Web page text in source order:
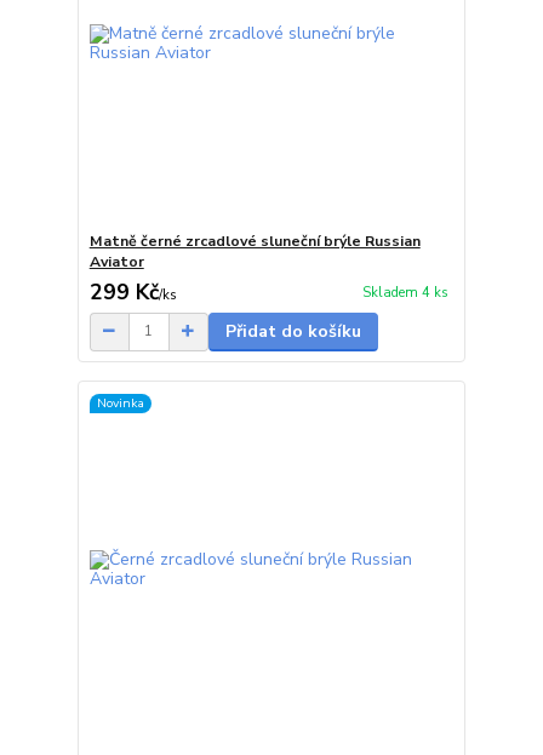
Matně černé zrcadlové sluneční brýle Russian
Aviator
299 Kč/ks Skladem 4 ks
Přidat do košíku
Novinka